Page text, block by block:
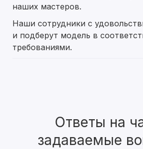
наших мастеров.
Наши сотрудники с
и подберут модель в
требованиями.
Ответы на
задаваемые